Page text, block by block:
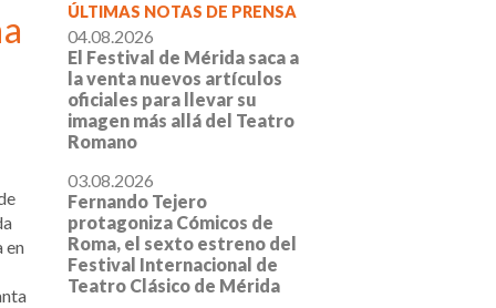
en
ÚLTIMAS NOTAS DE PRENSA
04.08.2026
El Festival de Mérida saca a
la venta nuevos artículos
oficiales para llevar su
imagen más allá del Teatro
Romano
03.08.2026
Fernando Tejero
protagoniza Cómicos de
Roma, el sexto estreno del
Festival Internacional de
Teatro Clásico de Mérida